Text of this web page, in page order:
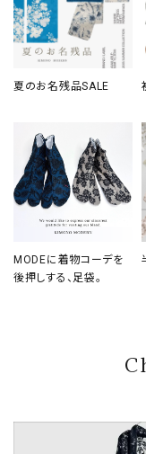
夏のお名残品SALE
MODEに着物コーデを
後押しする、足袋。